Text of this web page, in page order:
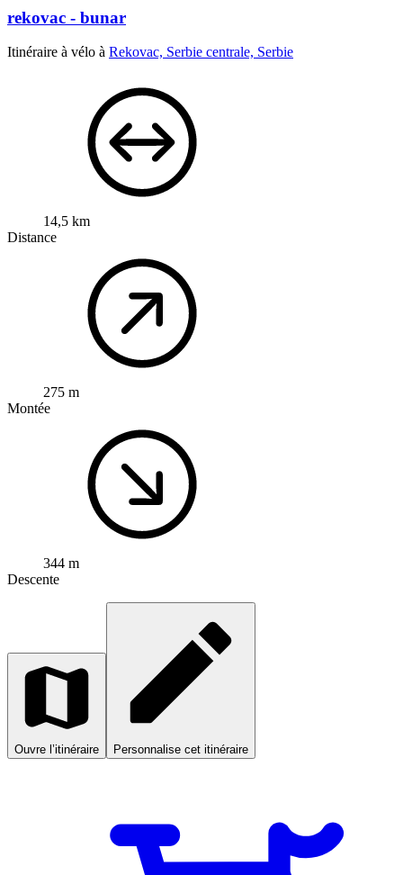
rekovac - bunar
Itinéraire à vélo à Rekovac, Serbie centrale, Serbie
14,5 km
Distance
275 m
Montée
344 m
Descente
Ouvre l’itinéraire Personnalise cet itinéraire